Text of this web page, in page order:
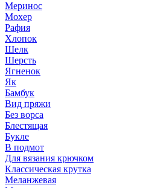
Меринос
Мохер
Рафия
Хлопок
Шелк
Шерсть
Ягненок
Як
Бамбук
Вид пряжи
Без ворса
Блестящая
Букле
В подмот
Для вязания крючком
Классическая крутка
Меланжевая